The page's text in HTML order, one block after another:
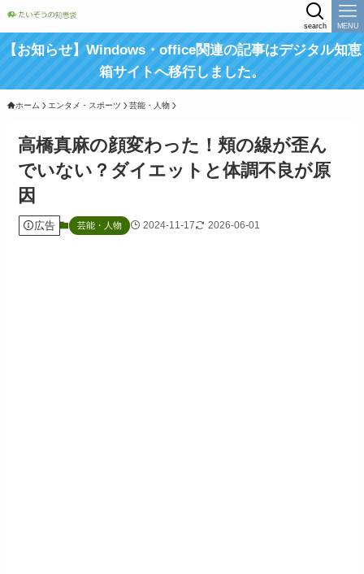
search MENU
【お知らせ】Windows・office関連の記事はデジタル知恵
箱サイトへ移行しました。
ホーム エンタメ・スポーツ 芸能・人物
高橋真麻の顔変わった！頬の線が歪ん
でいない？ダイエットと体調不良が原
因
広告 芸能・人物 2024-11-17 2026-06-01